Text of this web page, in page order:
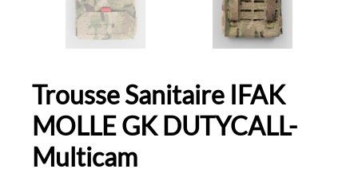
Trousse Sanitaire IFAK
MOLLE GK DUTYCALL-
Multicam